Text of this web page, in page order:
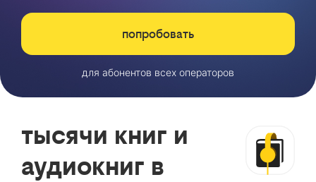
попробовать
для абонентов всех операторов
тысячи книг и
аудиокниг в